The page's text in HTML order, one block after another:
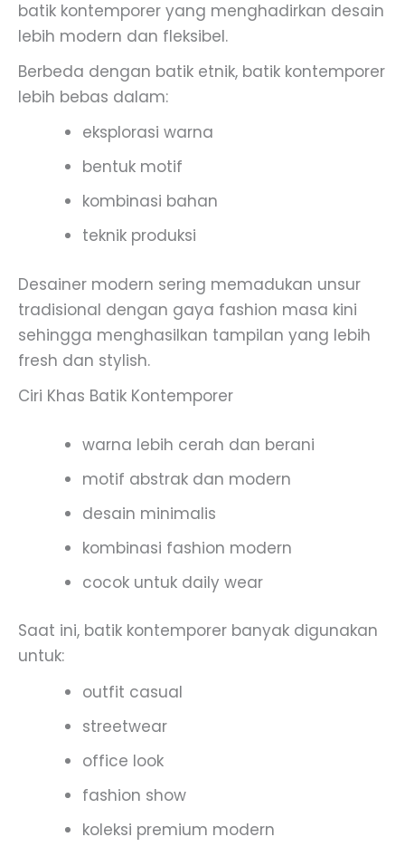
batik kontemporer yang menghadirkan desain
lebih modern dan fleksibel.
Berbeda dengan batik etnik, batik kontemporer
lebih bebas dalam:
eksplorasi warna
bentuk motif
kombinasi bahan
teknik produksi
Desainer modern sering memadukan unsur
tradisional dengan gaya fashion masa kini
sehingga menghasilkan tampilan yang lebih
fresh dan stylish.
Ciri Khas Batik Kontemporer
warna lebih cerah dan berani
motif abstrak dan modern
desain minimalis
kombinasi fashion modern
cocok untuk daily wear
Saat ini, batik kontemporer banyak digunakan
untuk:
outfit casual
streetwear
office look
fashion show
koleksi premium modern